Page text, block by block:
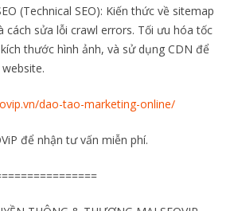
(Technical SEO): Kiến thức về sitemap
cách sửa lỗi crawl errors. Tối ưu hóa tốc
thước hình ảnh, và sử dụng CDN để
dao-tao-marketing-online/
để nhận tư vấn miễn phí.